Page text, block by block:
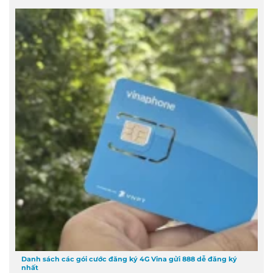
Danh sách các gói cước đăng ký 4G Vina gửi 888 dễ đăng ký
nhất